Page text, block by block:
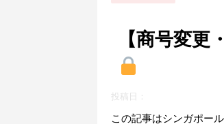
【商号変更
投稿日：
この記事はシンガポー